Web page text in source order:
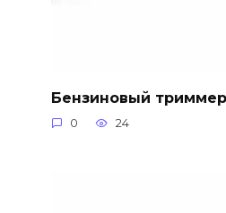
Бензиновый триммер
0 24